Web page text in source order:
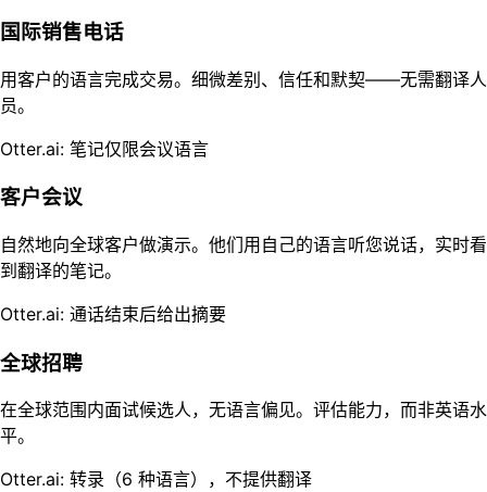
国际销售电话
用客户的语言完成交易。细微差别、信任和默契——无需翻译人
员。
Otter.ai: 笔记仅限会议语言
客户会议
自然地向全球客户做演示。他们用自己的语言听您说话，实时看
到翻译的笔记。
Otter.ai: 通话结束后给出摘要
全球招聘
在全球范围内面试候选人，无语言偏见。评估能力，而非英语水
平。
Otter.ai: 转录（6 种语言），不提供翻译